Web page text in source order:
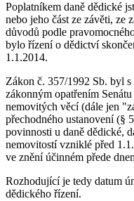
Poplatníkem daně dědické
nebo jeho část ze závěti, ze
důvodů podle
bylo řízení o dědictví
1.1.2014.
Zákon č. 357/1992 Sb. byl
zákonným opatřením
nemovitých věcí (dále jen
přechodného ustanovení (§
povinnosti u daně dědické,
nemovitostí vzniklé před
ve znění účinném přede
Rozhodující je tedy datum
dědického řízení.